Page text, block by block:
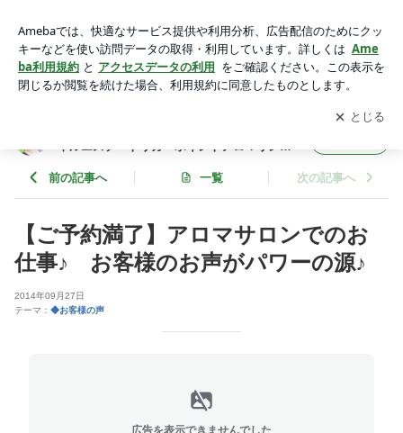
ワーの源♪ | 京都市西京区上桂のアロマサロン・フェイシャル
エステ トリガーポイントアロマリンパ ボディ&フェイシャル
香りん(かりん)blog♪
アプリをダウンロードして ブログの更新通知
を受け取りまし
ょう。
開く
ャルエステ トリガーポイントアロマリンパ
前の記事へ 一覧 次の記事へ
【ご予約満了】アロマサロンでのお
仕事♪ お客様のお声がパワーの源♪
2014年09月27日
テーマ： ◆お客様の声
広告を表示できませんでした